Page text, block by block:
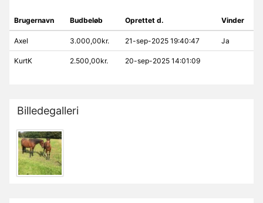
Brugernavn Budbeløb Oprettet d. Vinder
Axel 3.000,00kr. 21-sep-2025 19:40:47 Ja
KurtK 2.500,00kr. 20-sep-2025 14:01:09
Billedegalleri